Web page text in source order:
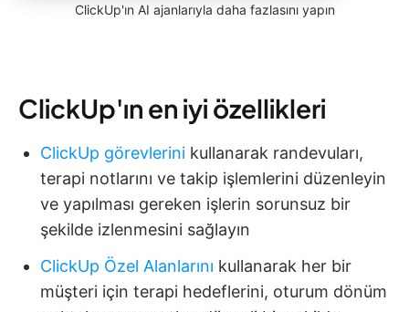
ClickUp'ın AI ajanlarıyla daha fazlasını yapın
ClickUp'ın en iyi özellikleri
ClickUp görevlerini kullanarak randevuları,
terapi notlarını ve takip işlemlerini düzenleyin
ve yapılması gereken işlerin sorunsuz bir
şekilde izlenmesini sağlayın
ClickUp Özel Alanlarını kullanarak her bir
müşteri için terapi hedeflerini, oturum dönüm